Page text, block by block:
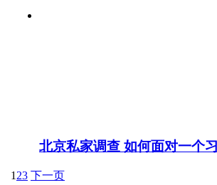
北京私家调查 如何面对一个
1 23 下一页